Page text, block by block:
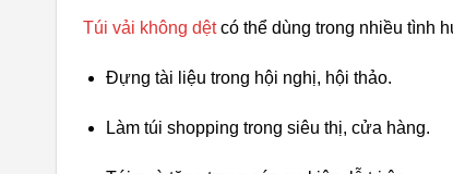
Túi vải không dệtcó thể dùng trong nhiều tình
Đựng tài liệu trong hội nghị, hội thảo.
Làm túi shopping trong siêu thị, cửa hàng.